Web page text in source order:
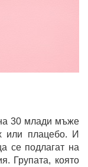
30 млади мъже
или плацебо. И
се подлагат на
Групата, която